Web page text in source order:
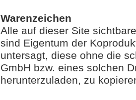
Warenzeichen
Alle auf dieser Site
sind Eigentum der
untersagt, diese ohne die
GmbH bzw. eines solchen
herunterzuladen, zu